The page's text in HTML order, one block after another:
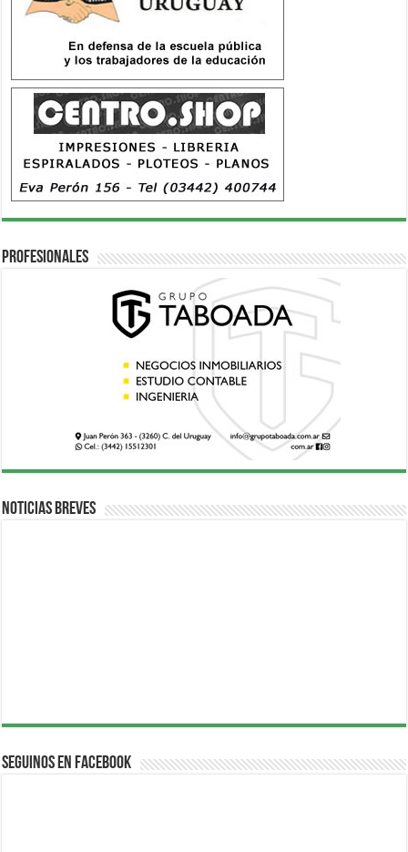
Profesionales
Noticias breves
Seguinos en Facebook